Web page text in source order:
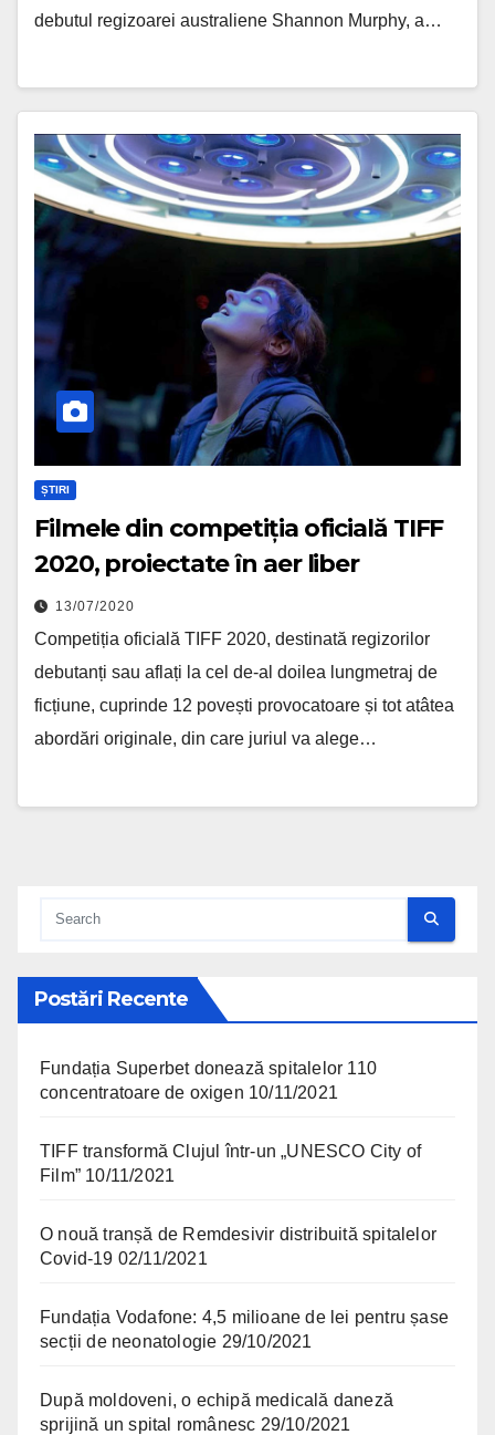
debutul regizoarei australiene Shannon Murphy, a…
ȘTIRI
Filmele din competiția oficială TIFF
2020, proiectate în aer liber
13/07/2020
Competiția oficială TIFF 2020, destinată regizorilor
debutanți sau aflați la cel de-al doilea lungmetraj de
ficțiune, cuprinde 12 povești provocatoare și tot atâtea
abordări originale, din care juriul va alege…
Postări Recente
Fundația Superbet donează spitalelor 110
concentratoare de oxigen 10/11/2021
TIFF transformă Clujul într-un „UNESCO City of
Film” 10/11/2021
O nouă tranșă de Remdesivir distribuită spitalelor
Covid-19 02/11/2021
Fundația Vodafone: 4,5 milioane de lei pentru șase
secții de neonatologie 29/10/2021
După moldoveni, o echipă medicală daneză
sprijină un spital românesc 29/10/2021